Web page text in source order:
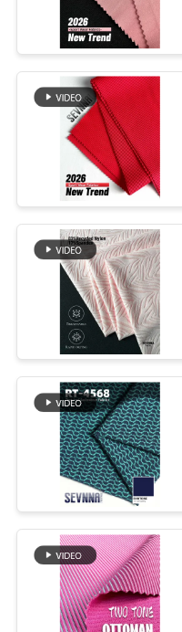
PRIVACY
POLICY
tela
traje de
eco
Tela de
tela del
la yoga